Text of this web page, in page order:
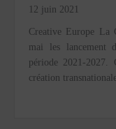
12 juin 2021
Creative Europe La
mai les lancement
période 2021-2027.
création